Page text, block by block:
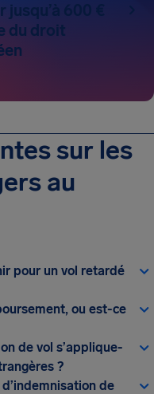
600 €
du droit
sur les
au
pour un vol retardé
ou est-ce
de vol s’applique-
?
de